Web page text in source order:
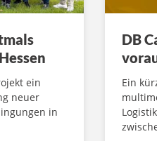
ein
neuer
in
DB
Ein